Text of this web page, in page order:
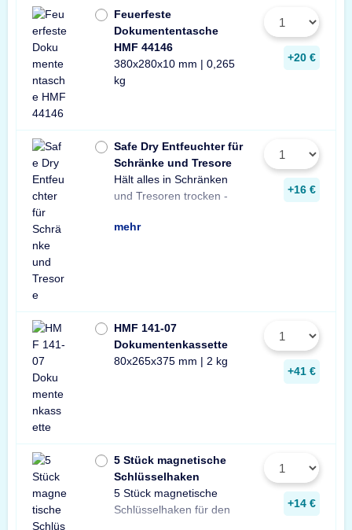
Feuerfeste
Dokumententasche
HMF 44146
380x280x10 mm | 0,265
kg
+20 €
Safe Dry Entfeuchter für
Schränke und Tresore
Hält alles in Schränken
und Tresoren trocken -
Praktischer Entfeuchter
aus Naturgranulat für
Tresore und Schränke
gegen Rost, Schimmel
mehr
+16 €
HMF 141-07
Dokumentenkassette
80x265x375 mm | 2 kg
+41 €
5 Stück magnetische
Schlüsselhaken
5 Stück magnetische
Schlüsselhaken für den
Innenraum Ihres Tresors.
Die einfache, praktische
und sichere Lösung zur
Aufbewahrung von
Schlüsseln in Ihrem
+14 €